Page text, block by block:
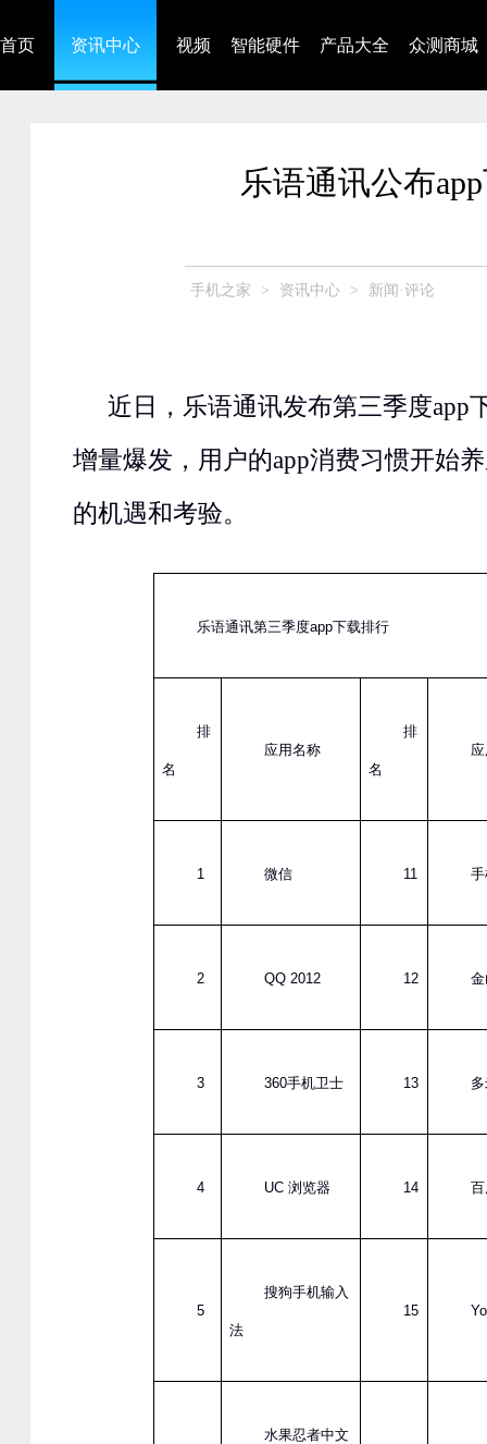
首页 资讯中心 视频 智能硬件 产品大全 众测商城
乐语通讯公布
手机之家 > 资讯中心 > 新闻·评论
近日，乐语通讯发布第三季度app
增量爆发，用户的app消费习惯开始
的机遇和考验。
乐语通讯第三季度app下载排行
排
名
应用名称
排
名
1 微信 11
2 QQ 2012 12
3 360手机卫士 13
4 UC浏览器 14
5
搜狗手机输入
法
15
水果忍者中文